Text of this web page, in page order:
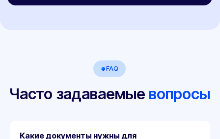
Какие документы нужны для